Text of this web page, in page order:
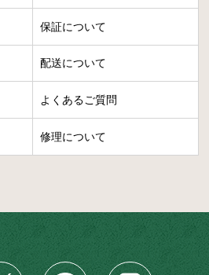
保証について
配送について
よくあるご質問
修理について